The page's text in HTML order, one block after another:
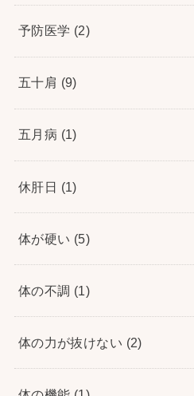
予防医学 (2)
五十肩 (9)
五月病 (1)
休肝日 (1)
体が硬い (5)
体の不調 (1)
体の力が抜けない (2)